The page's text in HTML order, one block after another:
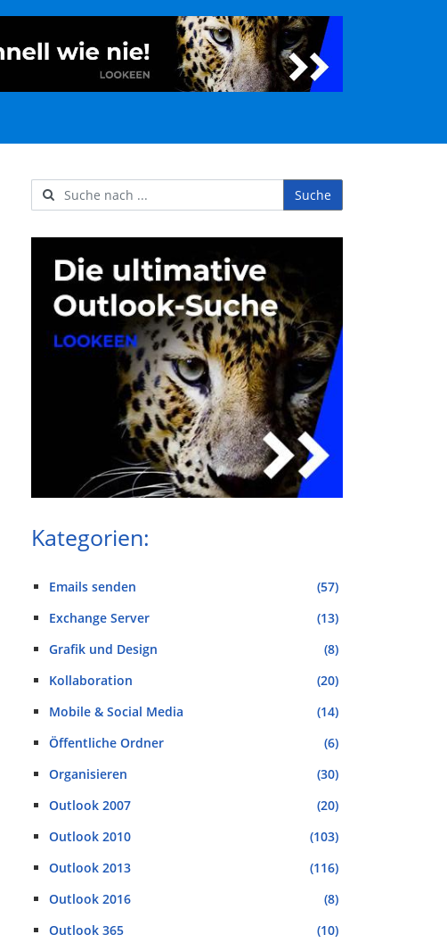
Username
Suche
Kategorien:
Emails senden
(57)
Exchange Server
(13)
Grafik und Design
(8)
Kollaboration
(20)
Mobile & Social Media
(14)
Öffentliche Ordner
(6)
Organisieren
(30)
Outlook 2007
(20)
Outlook 2010
(103)
Outlook 2013
(116)
Outlook 2016
(8)
Outlook 365
(10)